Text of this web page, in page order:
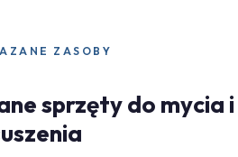
ZASOBY
sprzęty do mycia i